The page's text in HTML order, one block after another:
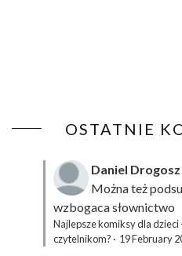
OSTATNIE
Daniel Drogosz
Można też
wzbogaca słownictwo
Najlepsze komiksy dla dzieci
czytelnikom? · 19 February